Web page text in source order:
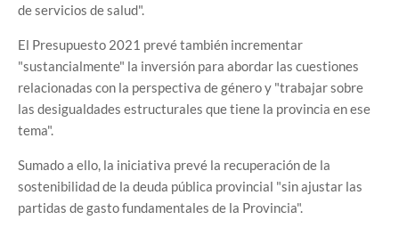
de servicios de salud".
El Presupuesto 2021 prevé también incrementar
"sustancialmente" la inversión para abordar las cuestiones
relacionadas con la perspectiva de género y "trabajar sobre
las desigualdades estructurales que tiene la provincia en ese
tema".
Sumado a ello, la iniciativa prevé la recuperación de la
sostenibilidad de la deuda pública provincial "sin ajustar las
partidas de gasto fundamentales de la Provincia".